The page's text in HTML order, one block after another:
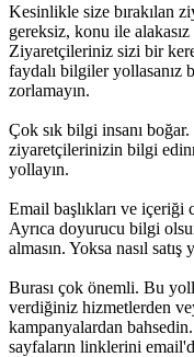
Kesinlikle size bırakılan
gereksiz, konu ile
Ziyaretçileriniz sizi bir
faydalı bilgiler yollasanız
zorlamayın.
Çok sık bilgi insanı
ziyaretçilerinizin bilgi
yollayın.
Email başlıkları ve içeriği
Ayrıca doyurucu bilgi
almasın. Yoksa nasıl satış
Burası çok önemli. Bu
verdiğiniz hizmetlerden
kampanyalardan
sayfaların linklerini